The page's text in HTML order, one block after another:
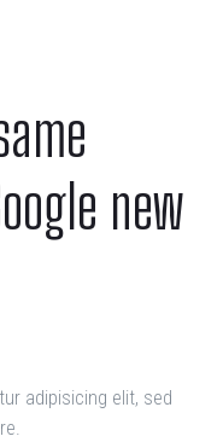
new
adipisicing elit, sed